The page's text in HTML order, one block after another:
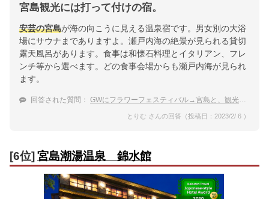
宮島観光には打って付けの宿。
安芸の宮島が海の向こうに見える温泉宿です。男女別の大浴
場にサウナまでありますよ。瀬戸内海の絶景が見られる貸切
露天風呂があります。食事は和懐石料理とイタリアン、フレ
ンチ等から選べます。どの食事会場からも瀬戸内海が見られ
ます。
回答された質問： GWにフラワーフェスティバル→宮島と、観光に広島県に行きます。温泉宿に泊まりたい。おすすめを教えて
とりむ さんの回答（投稿日：2023/2/ 6 ）
[6位]宮島潮湯温泉 錦水館